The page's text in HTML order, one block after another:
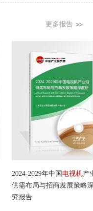
更多报告
2024-2029年中国电视机产业链
供需布局与招商发展策略深度研
究报告